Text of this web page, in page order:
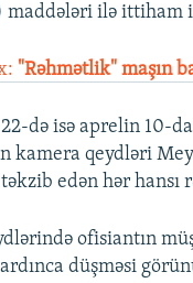
maddələri ilə ittiham
"Rəhmətlik" maşın
də isə aprelin 10-
kamera qeydləri
edən hər hansı
ofisiantın
düşməsi